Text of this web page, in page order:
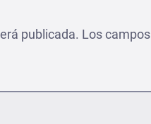
publicada. Los